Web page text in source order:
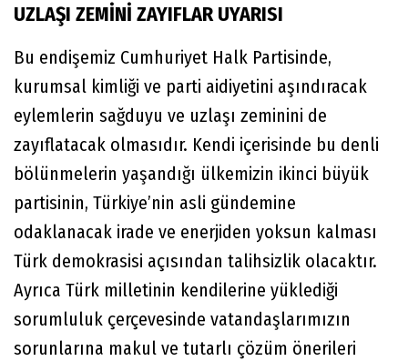
UZLAŞI ZEMİNİ ZAYIFLAR UYARISI
Bu endişemiz Cumhuriyet Halk Partisinde,
kurumsal kimliği ve parti aidiyetini aşındıracak
eylemlerin sağduyu ve uzlaşı zeminini de
zayıflatacak olmasıdır. Kendi içerisinde bu denli
bölünmelerin yaşandığı ülkemizin ikinci büyük
partisinin, Türkiye’nin asli gündemine
odaklanacak irade ve enerjiden yoksun kalması
Türk demokrasisi açısından talihsizlik olacaktır.
Ayrıca Türk milletinin kendilerine yüklediği
sorumluluk çerçevesinde vatandaşlarımızın
sorunlarına makul ve tutarlı çözüm önerileri